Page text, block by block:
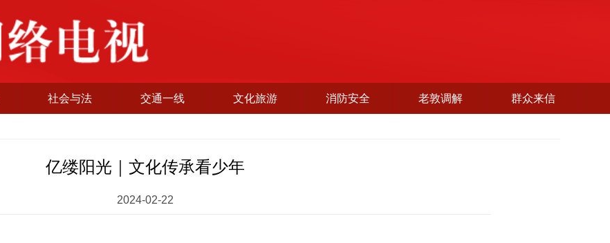
社会与法 交通一线 文化旅游 消防安全 老敦调解 群众来信
亿缕阳光｜文化传承看少年
2024-02-22